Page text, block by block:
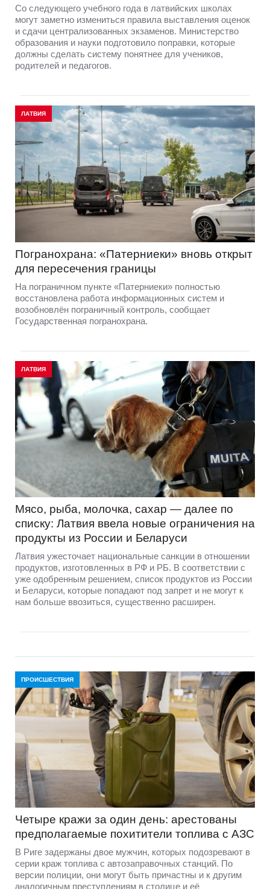
Со следующего учебного года в латвийских школах
могут заметно измениться правила выставления оценок
и сдачи централизованных экзаменов. Министерство
образования и науки подготовило поправки, которые
должны сделать систему понятнее для учеников,
родителей и педагогов.
ЛАТВИЯ
Погранохрана: «Патерниеки» вновь открыт
для пересечения границы
На пограничном пункте «Патерниеки» полностью
восстановлена работа информационных систем и
возобновлён пограничный контроль, сообщает
Государственная погранохрана.
ЛАТВИЯ
Мясо, рыба, молочка, сахар — далее по
списку: Латвия ввела новые ограничения на
продукты из России и Беларуси
Латвия ужесточает национальные санкции в отношении
продуктов, изготовленных в РФ и РБ. В соответствии с
уже одобренным решением, список продуктов из России
и Беларуси, которые попадают под запрет и не могут к
нам больше ввозиться, существенно расширен.
ПРОИСШЕСТВИЯ
Четыре кражи за один день: арестованы
предполагаемые похитители топлива с АЗС
В Риге задержаны двое мужчин, которых подозревают в
серии краж топлива с автозаправочных станций. По
версии полиции, они могут быть причастны и к другим
аналогичным преступлениям в столице и её